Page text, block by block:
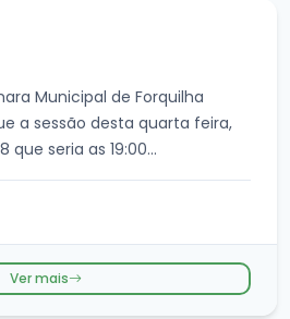
Municipal de Forquilha
a sessão desta quarta feira,
que seria as 19:00...
Ver mais